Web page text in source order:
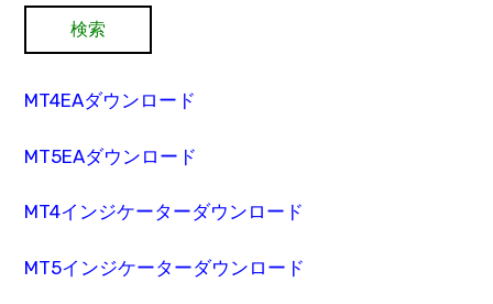
MT4EAダウンロード
MT5EAダウンロード
MT4インジケーターダウンロード
MT5インジケーターダウンロード